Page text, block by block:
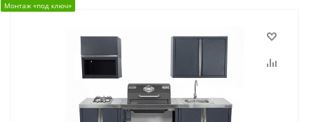
Монтаж «под ключ»